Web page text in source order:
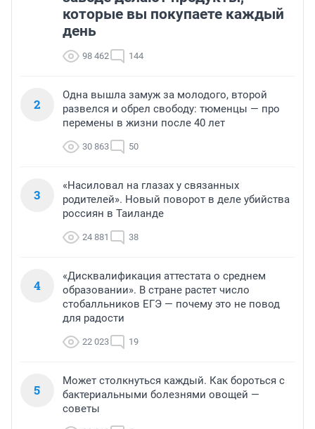
день
98 462
развелся и обрел свободу: тюменцы — про
перемены в жизни после 40 лет
30 863 50
родителей». Новый поворот в деле убийства
россиян в Таиланде
24 881 38
образовании». В стране растет число
стобалльников ЕГЭ — почему это не повод
для радости
22 023
бактериальными болезнями овощей —
советы
20 013